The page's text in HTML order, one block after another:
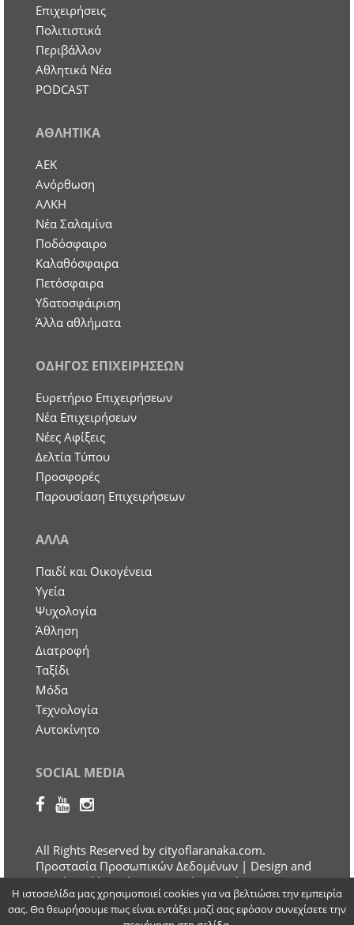
Επιχειρήσεις
Πολιτιστικά
Περιβάλλον
Αθλητικά Νέα
PODCAST
ΑΘΛΗΤΙΚΑ
ΑΕΚ
Ανόρθωση
ΑΛΚΗ
Νέα Σαλαμίνα
Ποδόσφαιρο
Καλαθόσφαιρα
Πετόσφαιρα
Υδατοσφάιριση
Άλλα αθλήματα
ΟΔΗΓΟΣ ΕΠΙΧΕΙΡΗΣΕΩΝ
Ευρετήριο Επιχειρήσεων
Nέα Επιχειρήσεων
Νέες Αφίξεις
Δελτία Τύπου
Προσφορές
Παρουσίαση Επιχειρήσεων
ΑΛΛΑ
Παιδί και Οικογένεια
Υγεία
Ψυχολογία
Άθληση
Διατροφή
Ταξίδι
Μόδα
Τεχνολογία
Αυτοκίνητο
SOCIAL MEDIA
All Rights Reserved by cityoflaranaka.com.
Προστασία Προσωπικών Δεδομένων | Design and
Developed by Otherview Web & Marketing
Solutions
Η ιστοσελίδα μας χρησιμοποιεί cookies για να βελτιώσει την εμπειρία
σας. Θα θεωρήσουμε πως είναι εντάξει μαζί σας εφόσον συνεχίσετε την